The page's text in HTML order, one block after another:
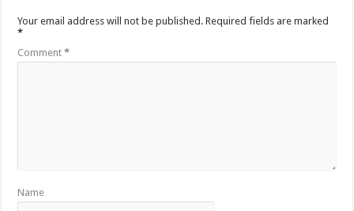
Your email address will not be published. Required fields are marked
*
Comment*
Name